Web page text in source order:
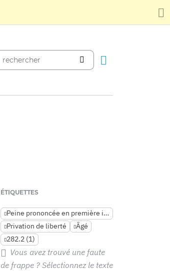
ÉTIQUETTES
Peine prononcée en première instance
Privation de liberté
Âgé
282.2 (1)
Vous avez trouvé une faute
de frappe ? Sélectionnez le texte